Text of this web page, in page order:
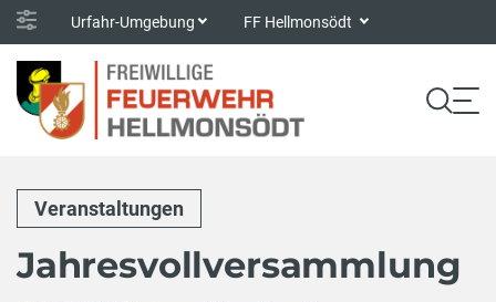
Urfahr-Umgebung FF Hellmonsödt
Veranstaltungen
Jahresvollversammlung